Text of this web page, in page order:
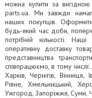
можна купити за
parts.ua. Ми завжди
наших покупців.
будь-який час доби,
потрібній кількості.
оперативну доставку
представництва
співпрацюємо, в тому
Харків, Чернігів, Вінниця,
Рівне, Хмельницький,
Ужгород, Запоріжжя, Суми,